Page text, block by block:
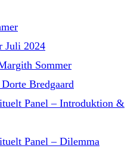
Juli 2024
Sommer
Bredgaard
Panel – Introduktion &
Panel – Dilemma